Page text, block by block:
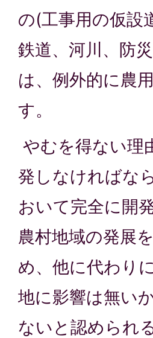
の(工事用の仮設
鉄道、河川、防
は、例外的に農
す。
やむを得ない理
発しなければな
おいて完全に開
農村地域の発展
め、他に代わり
地に影響は無い
ないと認められ